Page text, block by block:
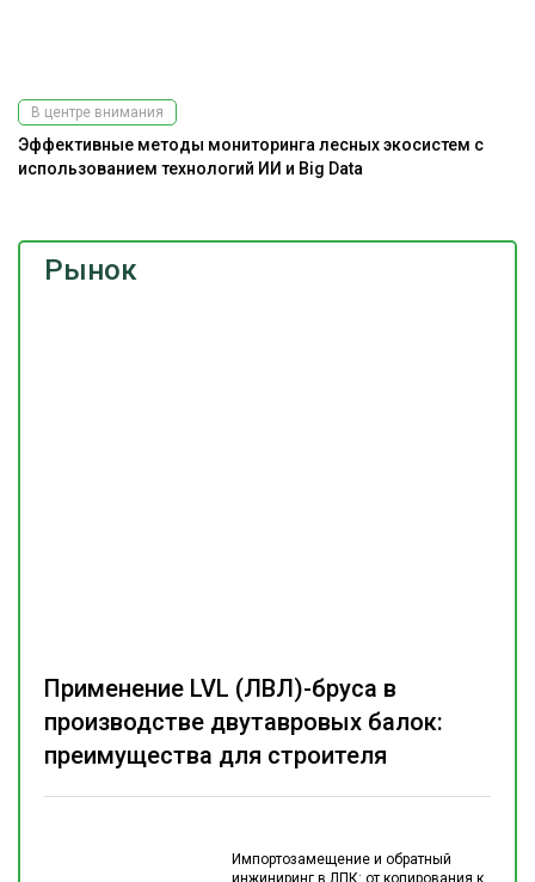
Рынок
Импортозамещение и обратный
инжиниринг в ЛПК: от копирования к
Применение LVL (ЛВЛ)-бруса в
производстве двутавровых балок:
преимущества для строителя
В центре внимания
Эффективные методы мониторинга лесных экосистем с
использованием технологий ИИ и Big Data